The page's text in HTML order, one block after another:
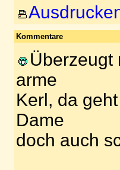
Kommentare
Überzeugt
arme
Kerl, da
Dame
doch auch